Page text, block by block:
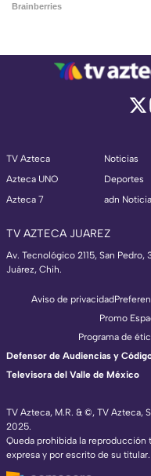
TV Azteca
Azteca UNO
Azteca 7
Noticias
Deportes
adn
TV AZTECA JUAREZ
Av. Tecnológico 2115, San Pedro,
Juárez, Chih.
TV Azteca, M.R. & ©, TV Azteca,
2025.
Queda prohibida la reproducción
expresa y por escrito de su titular.
Aviso de privacidad
Promo
Programa de
Defensor de Audiencias y
Televisora del Valle de México